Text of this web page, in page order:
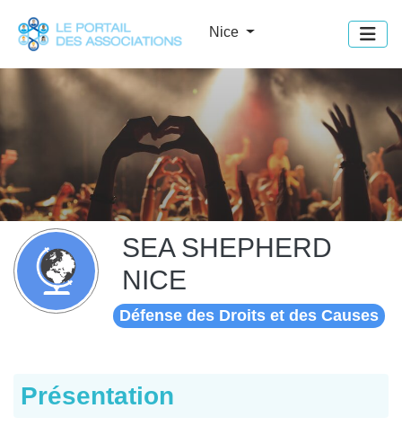
Nice
SEA SHEPHERD
NICE
Défense des Droits et des Causes
Présentation